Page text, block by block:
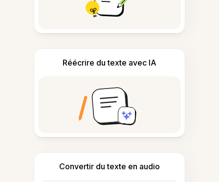
Réécrire du texte avec IA
Convertir du texte en audio